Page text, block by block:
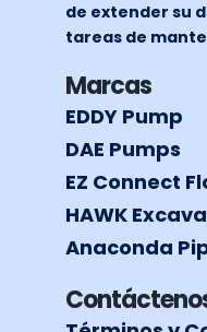
de extender su
tareas de
Marcas
EDDY Pump
DAE Pumps
EZ Connect
HAWK
Anaconda